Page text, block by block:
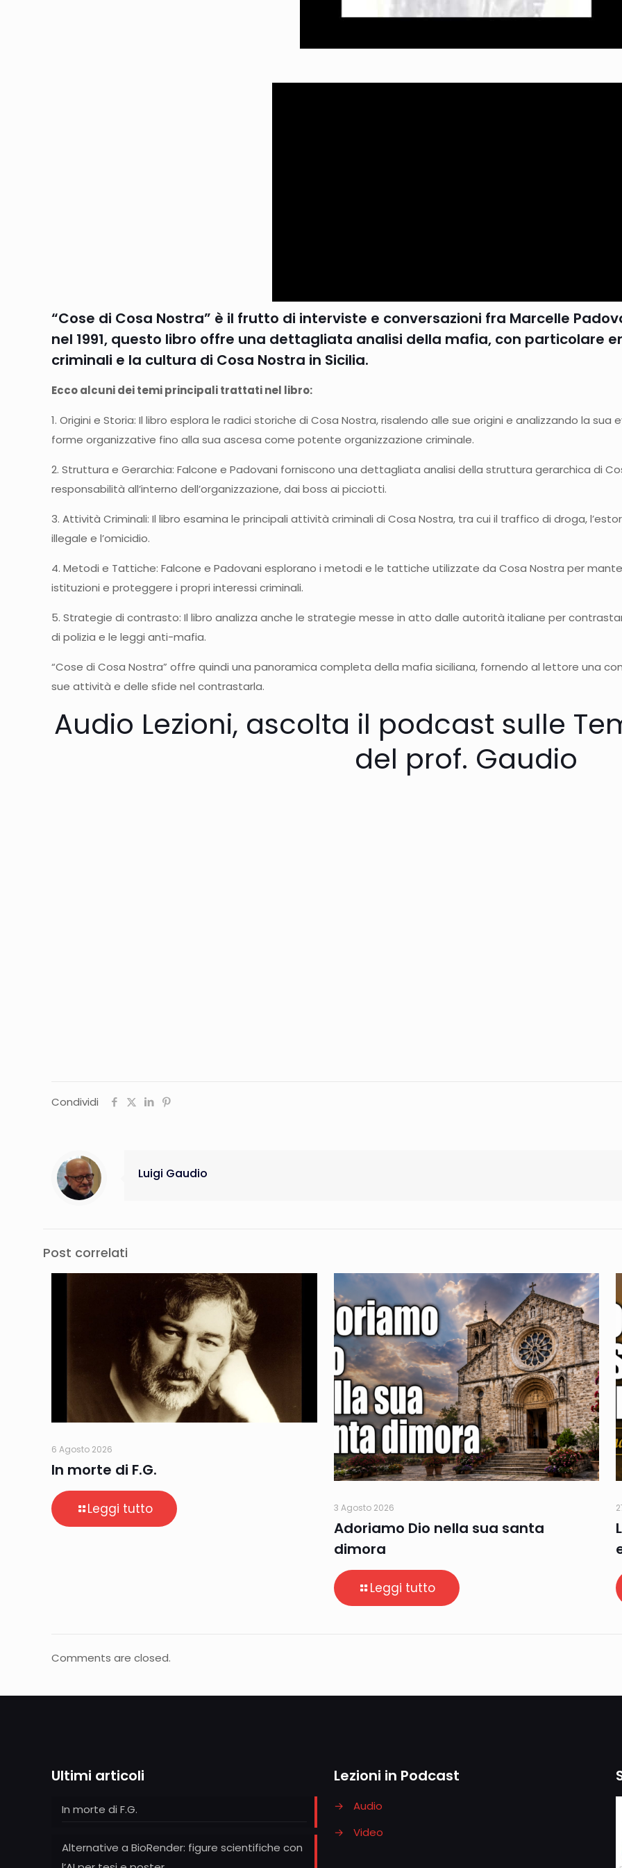
“Cose di Cosa Nostra” è il frutto di interviste e conversazioni fra Marcelle
nel 1991, questo libro offre una dettagliata analisi della mafia, con particolare
criminali e la cultura di Cosa Nostra in Sicilia.
Ecco alcuni dei temi principali trattati nel libro:
1. Origini e Storia: Il libro esplora le radici storiche di Cosa Nostra, risalendo alle sue origini e analizzando la
forme organizzative fino alla sua ascesa come potente organizzazione criminale.
2. Struttura e Gerarchia: Falcone e Padovani forniscono una dettagliata analisi della struttura gerarchica di
responsabilità all’interno dell’organizzazione, dai boss ai picciotti.
3. Attività Criminali: Il libro esamina le principali attività criminali di Cosa Nostra, tra cui il traffico di droga,
illegale e l’omicidio.
4. Metodi e Tattiche: Falcone e Padovani esplorano i metodi e le tattiche utilizzate da Cosa Nostra per
istituzioni e proteggere i propri interessi criminali.
5. Strategie di contrasto: Il libro analizza anche le strategie messe in atto dalle autorità italiane per
di polizia e le leggi anti-mafia.
“Cose di Cosa Nostra” offre quindi una panoramica completa della mafia siciliana, fornendo al lettore una
sue attività e delle sfide nel contrastarla.
Audio Lezioni, ascolta il podcast sulle
del prof. Gaudio
Condividi
Luigi Gaudio
Post correlati
6 Agosto 2026
In morte di F.G.
Leggi tutto 3 Agosto 2026
Adoriamo Dio nella sua santa
dimora
Leggi tutto
Comments are closed.
Ultimi articoli
In morte di F.G.
Alternative a BioRender: figure scientifiche con
Lezioni in Podcast
→
Audio
→
Video